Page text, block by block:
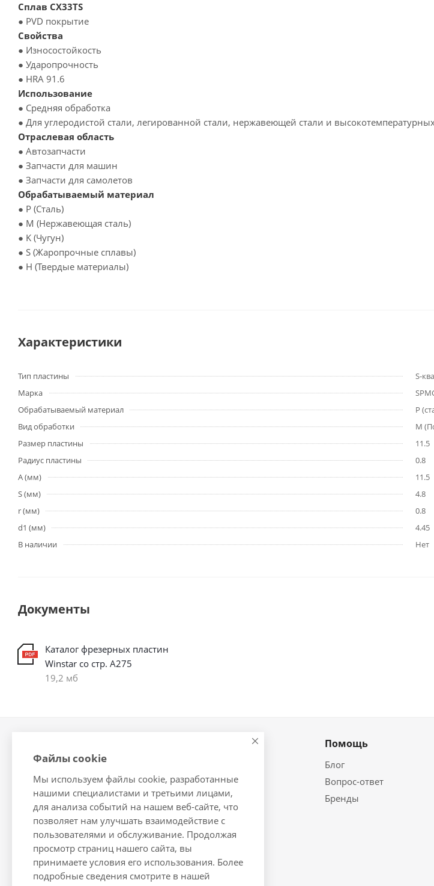
Сплав CX33TS
● PVD покрытие
Свойства
● Износостойкость
● Ударопрочность
● HRA 91.6
Использование
● Средняя обработка
● Для углеродистой стали, легированной стали, нержавеющей стали и
Отраслевая область
● Автозапчасти
● Запчасти для машин
● Запчасти для самолетов
Обрабатываемый материал
● P (Сталь)
● M (Нержавеющая сталь)
● K (Чугун)
● S (Жаропрочные сплавы)
● H (Твердые материалы)
Характеристики
Тип пластины
S-
Марка
Обрабатываемый материал
P
Вид обработки
M
Размер пластины
11.5
Радиус пластины
0.8
A (мм)
11.5
S (мм)
4.8
r (мм)
0.8
d1 (мм)
4.45
В наличии
Нет
Документы
Каталог фрезерных пластин
Winstar со стр. А275
19,2 мб
О компании
Новости
Сотрудники
Вакансии
Магазины
Политика
Условия оплаты
Условия доставки
Гарантия на товар
Подборки товаров
Помощь
Блог
Вопрос-ответ
Бренды
Файлы cookie
Мы используем файлы cookie, разработанные
нашими специалистами и третьими лицами,
для анализа событий на нашем веб-сайте, что
позволяет нам улучшать взаимодействие с
пользователями и обслуживание. Продолжая
просмотр страниц нашего сайта, вы
принимаете условия его использования. Более
подробные сведения смотрите в нашей